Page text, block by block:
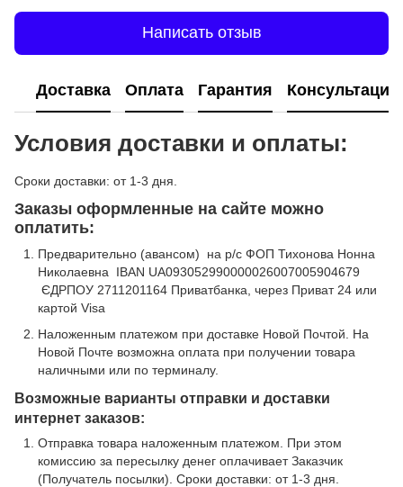
Написать отзыв
Доставка Оплата Гарантия Консультация
Условия доставки и оплаты:
Сроки доставки: от 1-3 дня.
Заказы оформленные на сайте можно
оплатить:
Предварительно (авансом) на р/с ФОП Тихонова Нонна
Николаевна IBAN UA093052990000026007005904679
ЄДРПОУ 2711201164 Приватбанка, через Приват 24 или
картой Visa
Наложенным платежом при доставке Новой Почтой. На
Новой Почте возможна оплата при получении товара
наличными или по терминалу.
Возможные варианты отправки и доставки
интернет заказов:
Отправка товара наложенным платежом. При этом
комиссию за пересылку денег оплачивает Заказчик
(Получатель посылки). Сроки доставки: от 1-3 дня.